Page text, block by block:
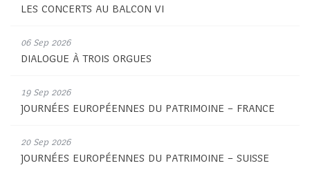
LES CONCERTS AU BALCON VI
06 Sep 2026
DIALOGUE À TROIS ORGUES
19 Sep 2026
JOURNÉES EUROPÉENNES DU PATRIMOINE – FRANCE
20 Sep 2026
JOURNÉES EUROPÉENNES DU PATRIMOINE – SUISSE